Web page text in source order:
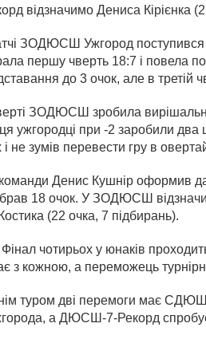
відзначимо Дениса Кірієнка
ЗОДЮСШ Ужгород
першу чверть 18:7 і повела
до 3 очок, але в третій
ЗОДЮСШ зробила
ужгородці при -2 заробили
не зумів перевести гру в
команди Денис Кушнір оформив
18 очок. У ЗОДЮСШ
(22 очка, 7 підбирань).
чотирьох у юнаків
з кожною, а переможець
туром дві перемоги має
а ДЮСШ-7-Рекорд